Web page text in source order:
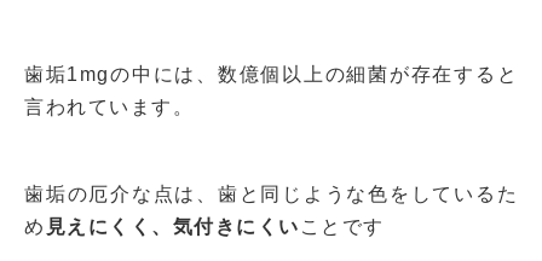
歯垢1mgの中には、数億個以上の細菌が存在すると
言われています。
歯垢の厄介な点は、歯と同じような色をしているた
め 見えにくく、気付きにくい ことです